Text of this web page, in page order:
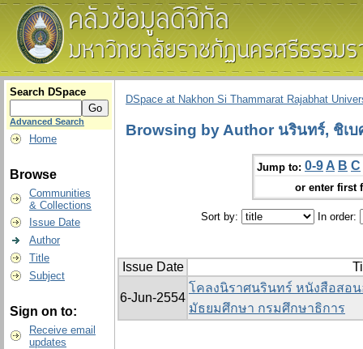
Search DSpace
Advanced Search
Home
Browse
Communities
& Collections
Issue Date
Author
Title
Subject
Sign on to:
Receive email
updates
DSpace at Nakhon Si Thammarat Rajabhat
Browsing by Author นรินทร์, ชิเบ
Jump to: 0-9 A B C
or enter first
Sort by: In order:
Issue Date
6-Jun-2554
โคลงนิราศนรินทร์ หนังสือสอ
มัธยมศึกษา กรมศึกษาธิการ